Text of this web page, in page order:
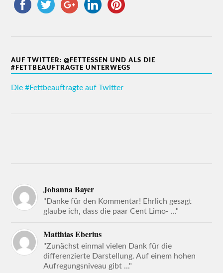
AUF TWITTER: @FETTESSEN UND ALS DIE
#FETTBEAUFTRAGTE UNTERWEGS
Die #Fettbeauftragte auf Twitter
Johanna Bayer
"Danke für den Kommentar! Ehrlich gesagt
glaube ich, dass die paar Cent Limo- ..."
Matthias Eberius
"Zunächst einmal vielen Dank für die
differenzierte Darstellung. Auf einem hohen
Aufregungsniveau gibt ..."